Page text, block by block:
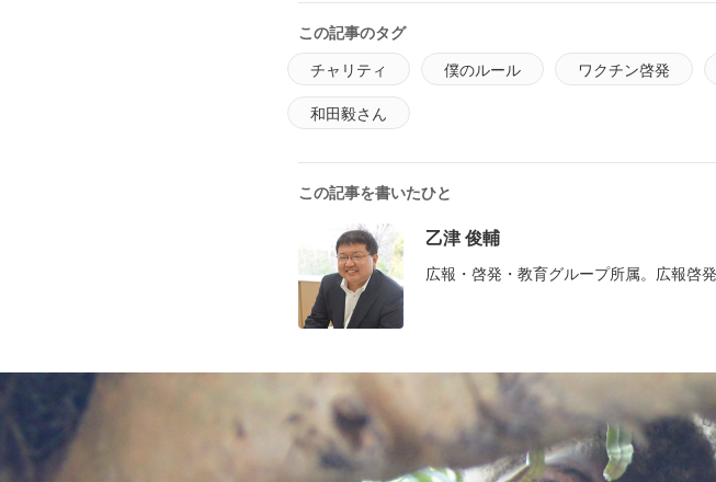
この記事のタグ
チャリティ 僕のルール ワクチン啓発
和田毅さん
この記事を書いたひと
乙津 俊輔
広報・啓発・教育グループ所属。広報啓